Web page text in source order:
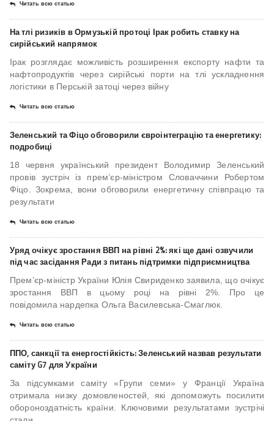
Читать всю статью
На тлі ризиків в Ормузькій протоці Ірак робить ставку на
сирійський напрямок
Ірак розглядає можливість розширення експорту нафти та
нафтопродуктів через сирійські порти на тлі ускладнення
логістики в Перській затоці через війну
Читать всю статью
Зеленський та Фіцо обговорили євроінтеграцію та енергетику:
подробиці
18 червня український президент Володимир Зеленський
провів зустріч із прем’єр-міністром Словаччини Робертом
Фіцо. Зокрема, вони обговорили енергетичну співпрацю та
результати
Читать всю статью
Уряд очікує зростання ВВП на рівні 2%: які ще дані озвучили
під час засідання Ради з питань підтримки підприємництва
Премʼєр-міністр України Юлія Свириденко заявила, що очікує
зростання ВВП в цьому році на рівні 2%. Про це
повідомила нардепка Ольга Василевська-Смаглюк.
Читать всю статью
ППО, санкції та енергостійкість: Зеленський назвав результати
саміту G7 для України
За підсумками саміту «Групи семи» у Франції Україна
отримала низку домовленостей, які допоможуть посилити
обороноздатність країни. Ключовими результатами зустрічі